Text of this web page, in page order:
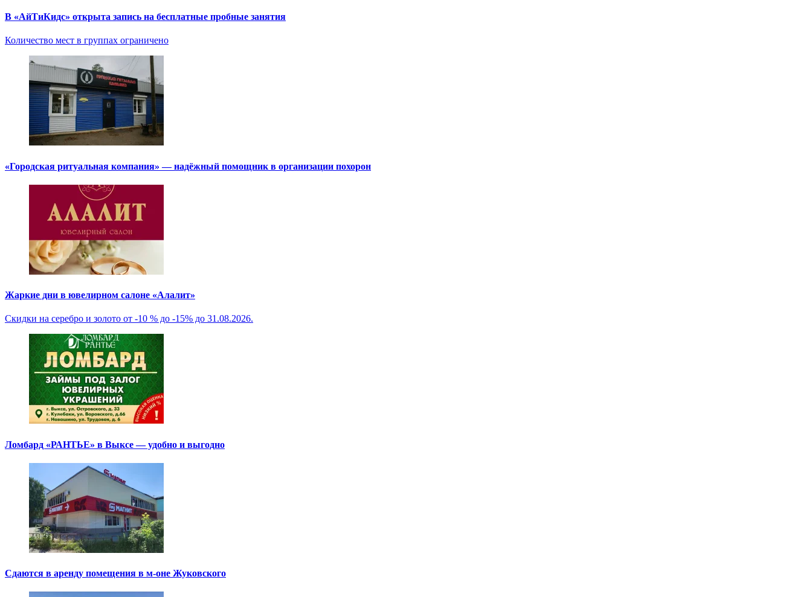
В «АйТиКидс» открыта запись на бесплатные пробные занятия
Количество мест в группах ограничено
«Городская ритуальная компания» — надёжный помощник в организации похорон
Жаркие дни в ювелирном салоне «Алалит»
Скидки на серебро и золото от -10 % до -15% до 31.08.2026.
Ломбард «РАНТЬЕ» в Выксе — удобно и выгодно
Сдаются в аренду помещения в м-оне Жуковского